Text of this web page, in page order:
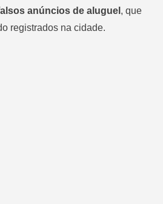
anúncios de aluguel , que
registrados na cidade.